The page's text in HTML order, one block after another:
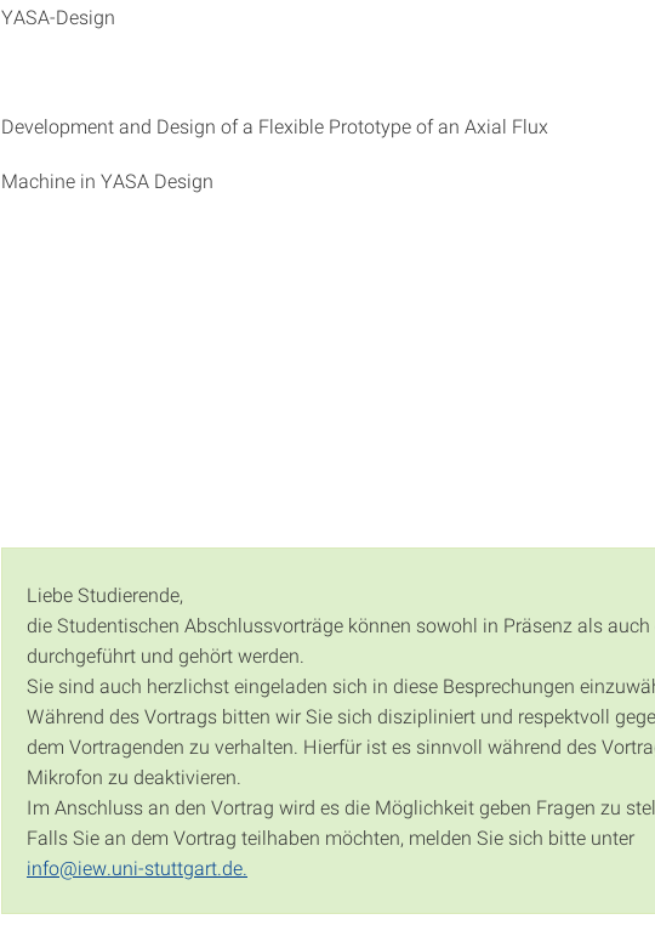
YASA-Design
Development and Design of a Flexible Prototype of an Axial Flux
Machine in YASA Design
Liebe Studierende,
die Studentischen Abschlussvorträge können sowohl in Präsenz als
durchgeführt und gehört werden.
Sie sind auch herzlichst eingeladen sich in diese Besprechungen
Während des Vortrags bitten wir Sie sich diszipliniert und respektvoll
dem Vortragenden zu verhalten. Hierfür ist es sinnvoll während des
Mikrofon zu deaktivieren.
Im Anschluss an den Vortrag wird es die Möglichkeit geben Fragen zu
Falls Sie an dem Vortrag teilhaben möchten, melden Sie sich bitte unter
info@iew.uni-stuttgart.de.